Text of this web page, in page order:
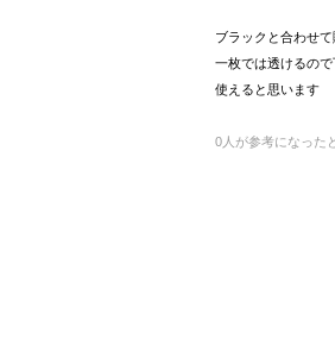
ブラックと合わせ
一枚では透けるの
使えると思います
0 人が参考になった